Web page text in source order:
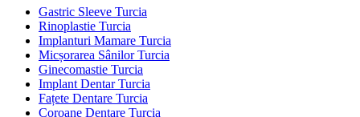
Gastric Sleeve Turcia
Rinoplastie Turcia
Implanturi Mamare Turcia
Micșorarea Sânilor Turcia
Ginecomastie Turcia
Implant Dentar Turcia
Fațete Dentare Turcia
Coroane Dentare Turcia